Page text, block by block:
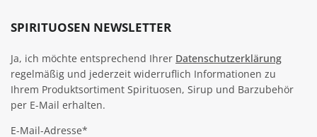
SPIRITUOSEN NEWSLETTER
Ja, ich möchte entsprechend Ihrer Datenschutzerklärung
regelmäßig und jederzeit widerruflich Informationen zu
Ihrem Produktsortiment Spirituosen, Sirup und Barzubehör
per E-Mail erhalten.
E-Mail-Adresse*